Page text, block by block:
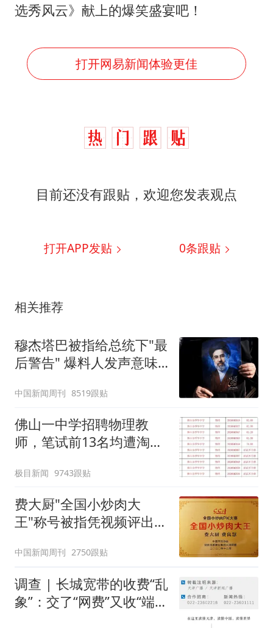
选秀风云》献上的爆笑盛宴吧！
打开网易新闻体验更佳
目前还没有跟贴，欢迎您发表观点
打开APP发贴 0条跟贴
相关推荐
穆杰塔巴被指给总统下"最
后警告" 爆料人发声意味
中国新闻周刊 8519跟贴
佛山一中学招聘物理教
师，笔试前13名均遭淘
聘，成立调查组全面核查
极目新闻 9743跟贴
费大厨"全国小炒肉大
王"称号被指凭视频评出
中国新闻周刊 2750跟贴
调查 | 长城宽带的收费“乱
象”：交了“网费”又收“端口